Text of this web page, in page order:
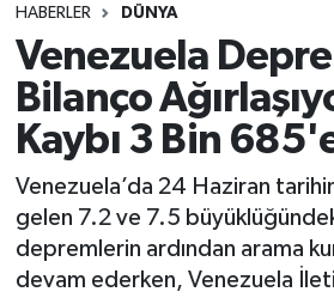
HABERLER DÜNYA
Venezuela
Bilanço
Kaybı 3 Bin
Venezuela’da 24 Haziran
gelen 7.2 ve 7.5 büyüklüğündeki
depremlerin ardından arama
devam ederken, Venezuela
Ekonomi
Magazin
Siyaset
Spor
Yaşam
Namaz Vakitleri
Trafik Durumu
Süper Lig Puan Durumu ve
Tüm Manşetler
Son Dakika Haberleri